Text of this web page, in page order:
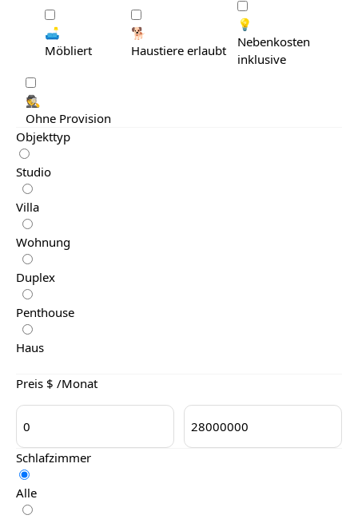
🛋️
Möbliert
🐕
Haustiere erlaubt
💡
Nebenkosten
inklusive
🕵️
Ohne Provision
Objekttyp
Studio
Villa
Wohnung
Duplex
Penthouse
Haus
Preis $ /Monat
Schlafzimmer
Alle